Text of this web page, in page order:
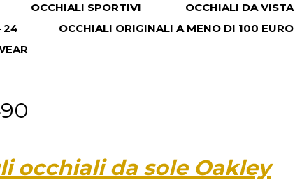
OCCHIALI SPORTIVI
OCCHIALI DA VISTA
24
OCCHIALI ORIGINALI A MENO DI 100 EURO
occhiali da sole Oakley